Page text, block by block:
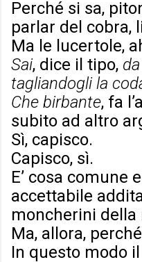
Perché si sa,
parlar del cobra,
Ma le lucertole,
Sai, dice il tipo,
tagliandogli la
Che birbante, fa
subito ad altro
Sì, capisco.
Capisco, sì.
E’ cosa comune
accettabile
moncherini della
Ma, allora,
In questo modo